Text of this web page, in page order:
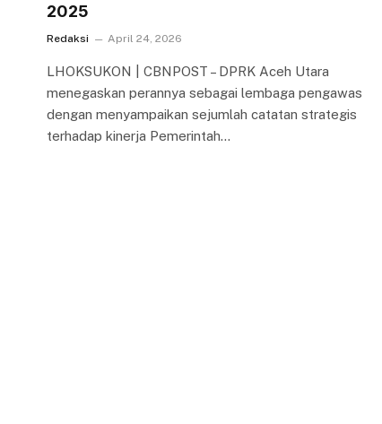
2025
Redaksi April 24, 2026
LHOKSUKON | CBNPOST – DPRK Aceh Utara
menegaskan perannya sebagai lembaga pengawas
dengan menyampaikan sejumlah catatan strategis
terhadap kinerja Pemerintah…